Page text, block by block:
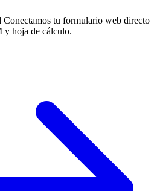
Conectamos tu formulario web directo
y hoja de cálculo.